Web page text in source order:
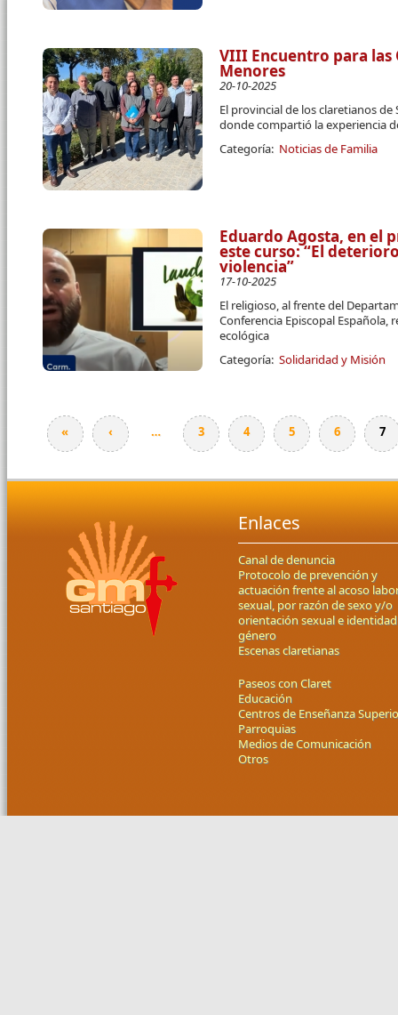
VIII Encuentro para
Menores
20-10-2025
El provincial de los claretianos
donde compartió la experiencia
Categoría: Noticias de Familia
Eduardo Agosta, en el
este curso: “El
violencia”
17-10-2025
El religioso, al frente del
Conferencia Episcopal
ecológica
Categoría: Solidaridad y Misión
Páginas
« ‹ … 3 4 5 6 7
Enlaces
Canal de denuncia
Protocolo de prevención y
actuación frente al acoso
sexual, por razón de sexo y/o
orientación sexual e
género
Escenas claretianas
Paseos con Claret
Educación
Centros de Enseñanza
Parroquias
Medios de Comunicación
Otros